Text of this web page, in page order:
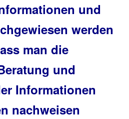
und
werden
man die
und
Informationen
nachweisen